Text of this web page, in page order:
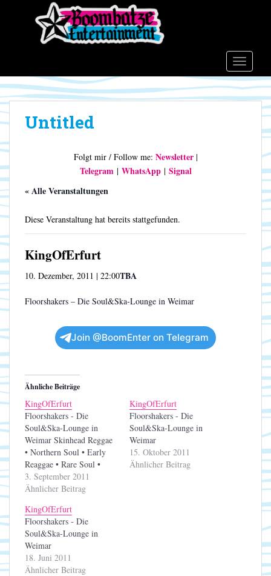
o
m
a
c
t
e
n
Untitled
Folgt mir / Follow me: Newsletter|
Telegram| WhatsApp| Signal
« Alle Veranstaltungen
Diese Veranstaltung hat bereits stattgefunden.
KingOfErfurt
10. Dezember, 2011 | 22:00TBA
Floorshakers – Die Soul&Ska-Lounge in Weimar
Join @BoomEnter on Telegram
Ähnliche Beiträge
KingOfErfurt
Floorshakers - Die
Soul&Ska-Lounge in
Weimar Skinhead Reggae
• Northern Soul • Early
Reaggae • Rare Soul •
Boogaloo • Motown • RnB
• Ska
3. September 2011
Ähnlicher Beitrag
KingOfErfurt
Floorshakers - Die
Soul&Ska-Lounge in
Weimar
15. Oktober 2011
Ähnlicher Beitrag
KingOfErfurt
Floorshakers - Die
Soul&Ska-Lounge in
Weimar
18. Juni 2011
Ähnlicher Beitrag